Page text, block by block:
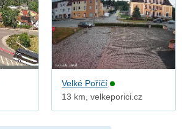
Velké Poříčí
13 km, velkeporici.cz